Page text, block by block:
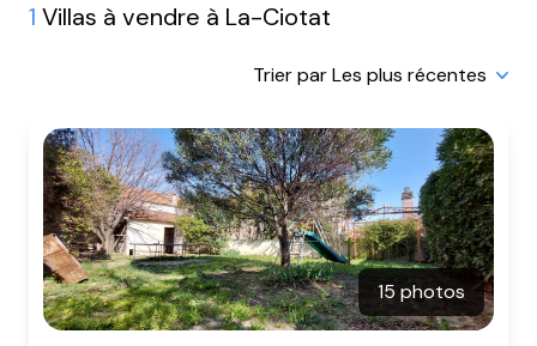
NEUF
VENDUS
NOTRE
AGENCE
CONTACT
1 Villas à vendre à La-Ciotat
Trier par Les plus récentes
15 photos